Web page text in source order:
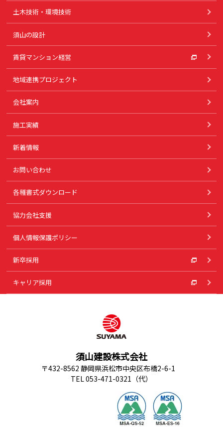
土木技術・環境技術
須山の設計
賃貸マンション経営
地域連携プロジェクト
会社案内
施工実績
新着情報
お問い合わせ
各種書式ダウンロード
協力会社支援
個人情報保護ポリシー
新卒採用
キャリア採用
須山建設株式会社
〒432-8562 静岡県浜松市中央区布橋2-6-1
TEL 053-471-0321（代）